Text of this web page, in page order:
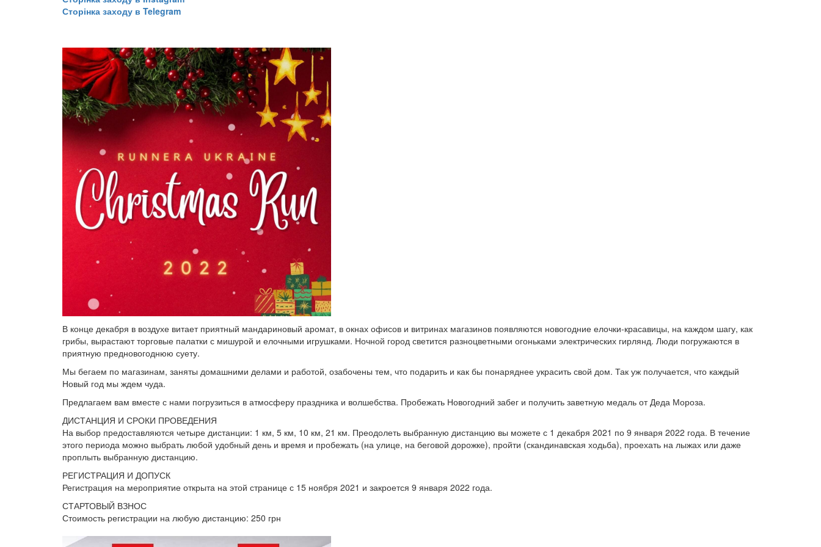
Сторінка заходу в Telegram
В конце декабря в воздухе витает приятный мандариновый аромат, в окнах офисов и витринах магазинов появляются новогодние елочки-красавицы, на каждом шагу, как
грибы, вырастают торговые палатки с мишурой и елочными игрушками. Ночной город светится разноцветными огоньками электрических гирлянд. Люди погружаются в
приятную предновогоднюю суету.
Мы бегаем по магазинам, заняты домашними делами и работой, озабочены тем, что подарить и как бы понаряднее украсить свой дом. Так уж получается, что каждый
Новый год мы ждем чуда.
Предлагаем вам вместе с нами погрузиться в атмосферу праздника и волшебства. Пробежать Новогодний забег и получить заветную медаль от Деда Мороза.
ДИСТАНЦИЯ И СРОКИ ПРОВЕДЕНИЯ
На выбор предоставляются четыре дистанции: 1 км, 5 км, 10 км, 21 км. Преодолеть выбранную дистанцию вы можете с 1 декабря 2021 по 9 января 2022 года. В течение
этого периода можно выбрать любой удобный день и время и пробежать (на улице, на беговой дорожке), пройти (скандинавская ходьба), проехать на лыжах или даже
проплыть выбранную дистанцию.
РЕГИСТРАЦИЯ И ДОПУСК
Регистрация на мероприятие открыта на этой странице с 15 ноября 2021 и закроется 9 января 2022 года.
СТАРТОВЫЙ ВЗНОС
Стоимость регистрации на любую дистанцию: 250 грн